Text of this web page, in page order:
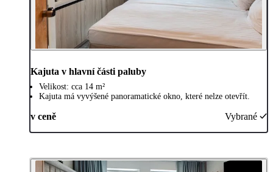
Kajuta v hlavní části paluby
Velikost: cca 14 m²
Kajuta má vyvýšené panoramatické okno, které nelze otevřít.
v ceně Vybrané